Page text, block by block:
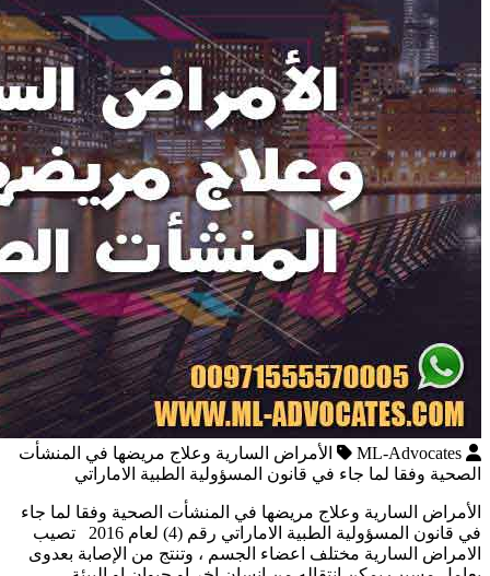
ML-Advocates
الأمراض السارية وعلاج مريضها في المنشأت
الصحية وفقا لما جاء في قانون المسؤولية الطبية الاماراتي
الأمراض السارية وعلاج مريضها في المنشأت الصحية وفقا لما جاء
في قانون المسؤولية الطبية الاماراتي رقم (4) لعام 2016 تصيب
الامراض السارية مختلف اعضاء الجسم ، وتنتج من الإصابة بعدوى